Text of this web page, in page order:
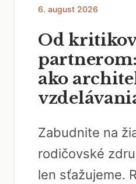
6. august 2026
Od
ako
Zabudnite na
rodičovské
len sťažujeme.